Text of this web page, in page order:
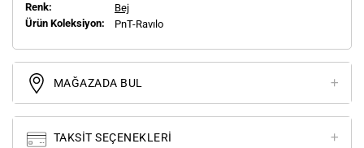
Renk:
Bej
Ürün Koleksiyon:
PnT-Ravılo
MAĞAZADA BUL
TAKSIT SEÇENEKLERI